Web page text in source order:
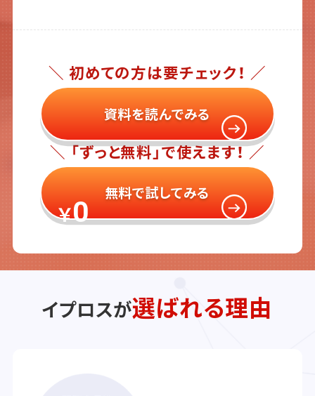
＼ 初めての方は要チェック！ ／
資料を読んでみる
＼ 「ずっと無料」で使えます！ ／
￥0
無料で試してみる
イプロスが選ばれる理由